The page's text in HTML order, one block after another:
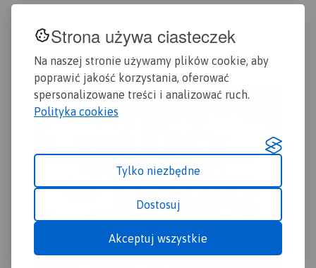
Strona używa ciasteczek
Na naszej stronie używamy plików cookie, aby
poprawić jakość korzystania, oferować
spersonalizowane treści i analizować ruch.
Polityka cookies
Tylko niezbędne
Dostosuj
Akceptuj wszystkie
zasięgiem Chełmno, Toruń,
Chełmżę, Świecie, Grudziądz,
Golub-Dobrzyń oraz
Bydgoszcz.Rok wydania
samochodem.